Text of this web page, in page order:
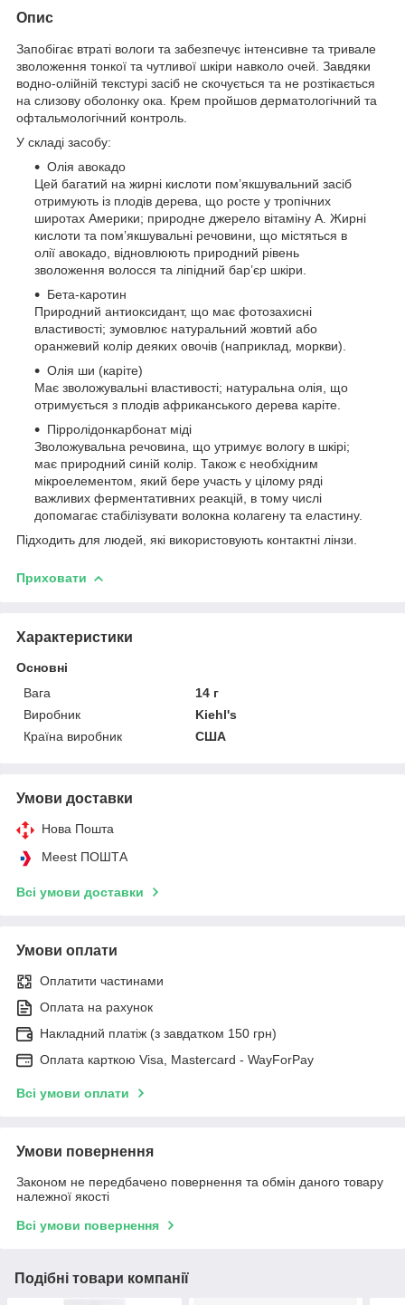
Опис
Запобігає втраті вологи та забезпечує інтенсивне та тривале
зволоження тонкої та чутливої шкіри навколо очей. Завдяки
водно-олійній текстурі засіб не скочується та не розтікається
на слизову оболонку ока. Крем пройшов дерматологічний та
офтальмологічний контроль.
У складі засобу:
Олія авокадо
Цей багатий на жирні кислоти пом’якшувальний засіб
отримують із плодів дерева, що росте у тропічних
широтах Америки; природне джерело вітаміну А. Жирні
кислоти та пом’якшувальні речовини, що містяться в
олії авокадо, відновлюють природний рівень
зволоження волосся та ліпідний бар’єр шкіри.
Бета-каротин
Природний антиоксидант, що має фотозахисні
властивості; зумовлює натуральний жовтий або
оранжевий колір деяких овочів (наприклад, моркви).
Олія ши (каріте)
Має зволожувальні властивості; натуральна олія, що
отримується з плодів африканського дерева каріте.
Пірролідонкарбонат міді
Зволожувальна речовина, що утримує вологу в шкірі;
має природний синій колір. Також є необхідним
мікроелементом, який бере участь у цілому ряді
важливих ферментативних реакцій, в тому числі
допомагає стабілізувати волокна колагену та еластину.
Підходить для людей, які використовують контактні лінзи.
Приховати
Характеристики
Основні
Вага
14 г
Виробник
Kiehl's
Країна виробник
США
Умови доставки
Нова Пошта
Meest ПОШТА
Всі умови доставки
Умови оплати
Оплатити частинами
Оплата на рахунок
Накладний платіж (з завдатком 150 грн)
Оплата карткою Visa, Mastercard - WayForPay
Всі умови оплати
Умови повернення
Законом не передбачено повернення та обмін даного товару
належної якості
Всі умови повернення
Подібні товари компанії